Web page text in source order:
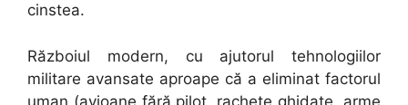
cinstea.
Războiul modern, cu ajutorul tehnologiilor
militare avansate aproape că a eliminat factorul
uman (avioane fără pilot, rachete ghidate, arme